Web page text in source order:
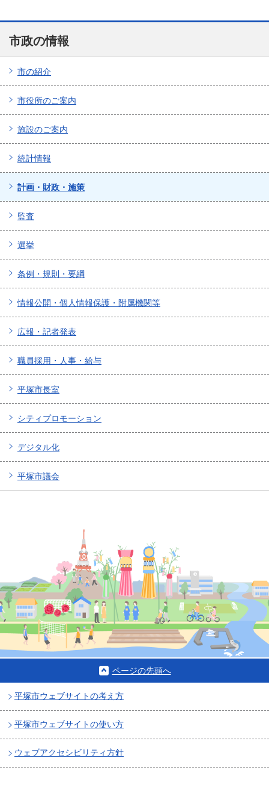
市政の情報
市の紹介
市役所のご案内
施設のご案内
統計情報
計画・財政・施策
監査
選挙
条例・規則・要綱
情報公開・個人情報保護・附属機関等
広報・記者発表
職員採用・人事・給与
平塚市長室
シティプロモーション
デジタル化
平塚市議会
ページの先頭へ
平塚市ウェブサイトの考え方
平塚市ウェブサイトの使い方
ウェブアクセシビリティ方針